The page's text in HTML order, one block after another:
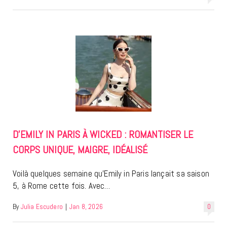
D’EMILY IN PARIS À WICKED : ROMANTISER LE
CORPS UNIQUE, MAIGRE, IDÉALISÉ
Voilà quelques semaine qu’Emily in Paris lançait sa saison
5, à Rome cette fois. Avec…
0
By Julia Escudero Jan 8, 2026